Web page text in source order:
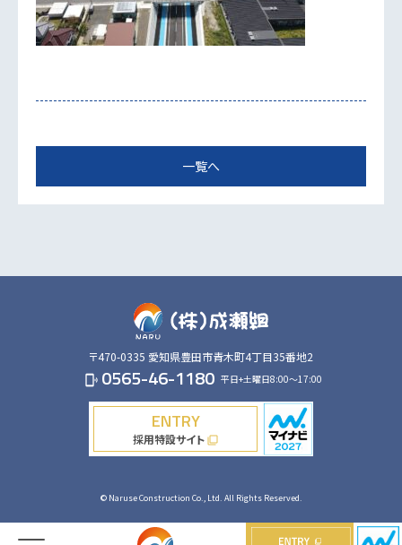
一覧へ
〒470-0335 愛知県豊田市青木町4丁目35番地2
phonelink_ring 0565-46-1180 平日+土曜日8:00～17:00
ENTRY
採用特設サイトfilter_none
© Naruse Construction Co., Ltd. All Rights Reserved.